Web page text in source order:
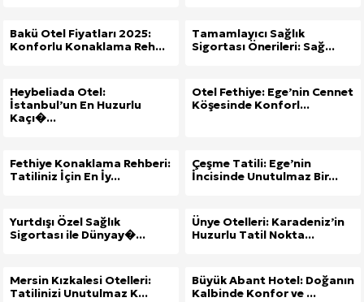
Bakü Otel Fiyatları 2025:
Konforlu Konaklama Reh...
Tamamlayıcı Sağlık
Sigortası Önerileri: Sağ...
Heybeliada Otel:
İstanbul’un En Huzurlu
Kaçı�...
Otel Fethiye: Ege’nin Cennet
Köşesinde Konforl...
Fethiye Konaklama Rehberi:
Tatiliniz İçin En İy...
Çeşme Tatili: Ege’nin
İncisinde Unutulmaz Bir...
Yurtdışı Özel Sağlık
Sigortası ile Dünyay�...
Ünye Otelleri: Karadeniz’in
Huzurlu Tatil Nokta...
Mersin Kızkalesi Otelleri:
Tatilinizi Unutulmaz K...
Büyük Abant Hotel: Doğanın
Kalbinde Konfor ve ...